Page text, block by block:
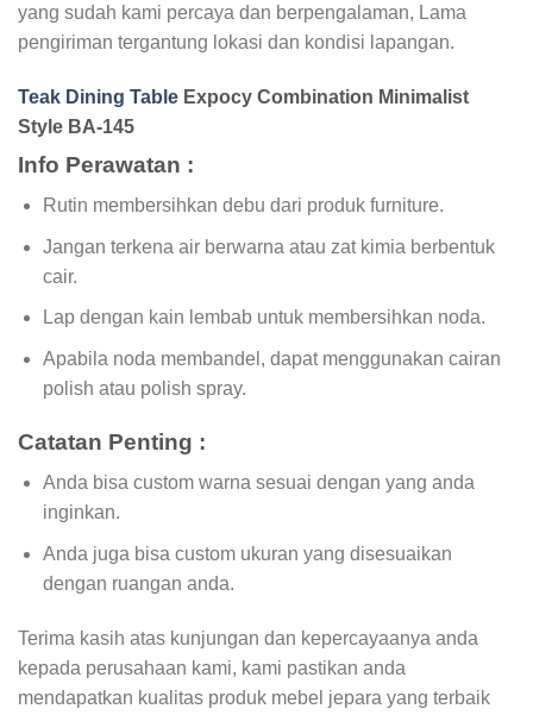
yang sudah kami percaya dan berpengalaman, Lama
pengiriman tergantung lokasi dan kondisi lapangan.
Teak Dining Table Expocy Combination Minimalist
Style BA-145
Info Perawatan :
Rutin membersihkan debu dari produk furniture.
Jangan terkena air berwarna atau zat kimia berbentuk
cair.
Lap dengan kain lembab untuk membersihkan noda.
Apabila noda membandel, dapat menggunakan cairan
polish atau polish spray.
Catatan Penting :
Anda bisa custom warna sesuai dengan yang anda
inginkan.
Anda juga bisa custom ukuran yang disesuaikan
dengan ruangan anda.
Terima kasih atas kunjungan dan kepercayaanya anda
kepada perusahaan kami, kami pastikan anda
mendapatkan kualitas produk mebel jepara yang terbaik